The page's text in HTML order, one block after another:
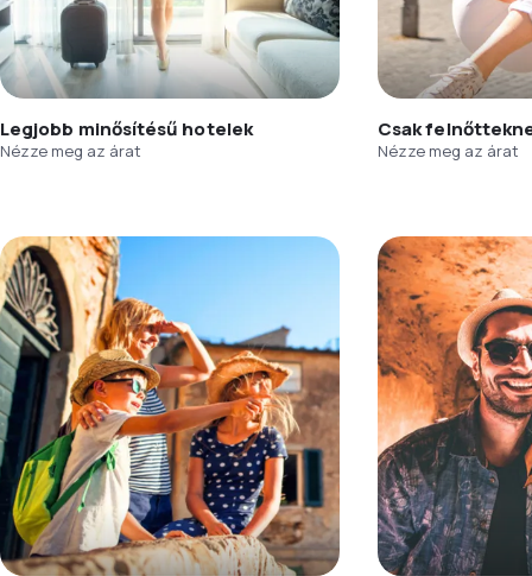
Legjobb minősítésű hotelek
Nézze meg az árat
Csak
Nézze meg az árat